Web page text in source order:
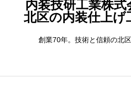
内装技研工業株式
北区の内装仕上げ
創業70年。技術と信頼の北